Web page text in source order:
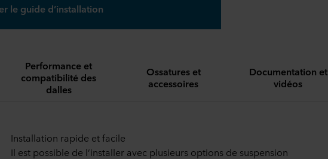
le guide d’installation
Performance et
compatibilité des
dalles
Ossatures et
accessoires
Documentation et
vidéos
Installation rapide et facile
Il est possible de l’installer avec plusieurs options de suspension